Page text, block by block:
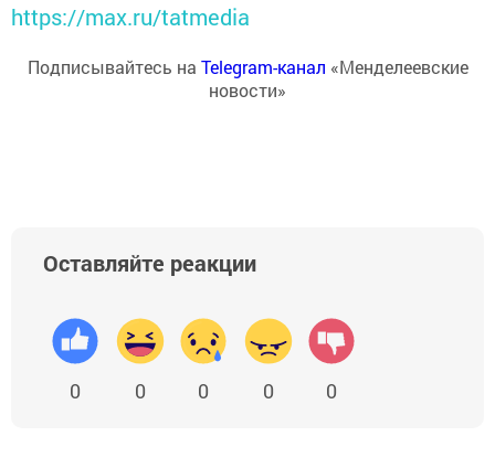
https://max.ru/tatmedia
Подписывайтесь на Telegram-канал «Менделеевские
новости»
Оставляйте реакции
0 0 0 0 0